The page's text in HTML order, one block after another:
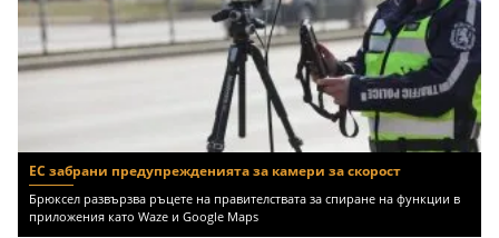
ЕС забрани предупрежденията за камери за скорост
Брюксел развързва ръцете на правителствата за спиране на функции в
приложения като Waze и Google Maps